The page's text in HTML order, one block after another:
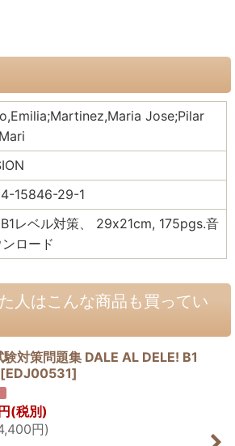
Jose;Pilar
15846-29-1
レベル対策、 29x21cm, 175pgs.音
ロード
人はこんな商品も買ってい
験対策問題集 DALE AL DELE! B1
[EDJ00531]
円 (税別)
円)